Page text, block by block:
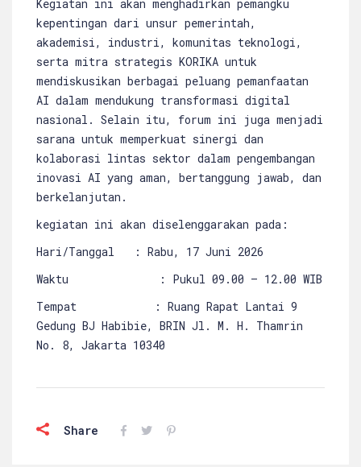
Kegiatan ini akan menghadirkan pemangku
kepentingan dari unsur pemerintah,
akademisi, industri, komunitas teknologi,
serta mitra strategis KORIKA untuk
mendiskusikan berbagai peluang pemanfaatan
AI dalam mendukung transformasi digital
nasional. Selain itu, forum ini juga menjadi
sarana untuk memperkuat sinergi dan
kolaborasi lintas sektor dalam pengembangan
inovasi AI yang aman, bertanggung jawab, dan
berkelanjutan.
kegiatan ini akan diselenggarakan pada:
Hari/Tanggal : Rabu, 17 Juni 2026
Waktu : Pukul 09.00 – 12.00 WIB
Tempat : Ruang Rapat Lantai 9
Gedung BJ Habibie, BRIN Jl. M. H. Thamrin
No. 8, Jakarta 10340
Share